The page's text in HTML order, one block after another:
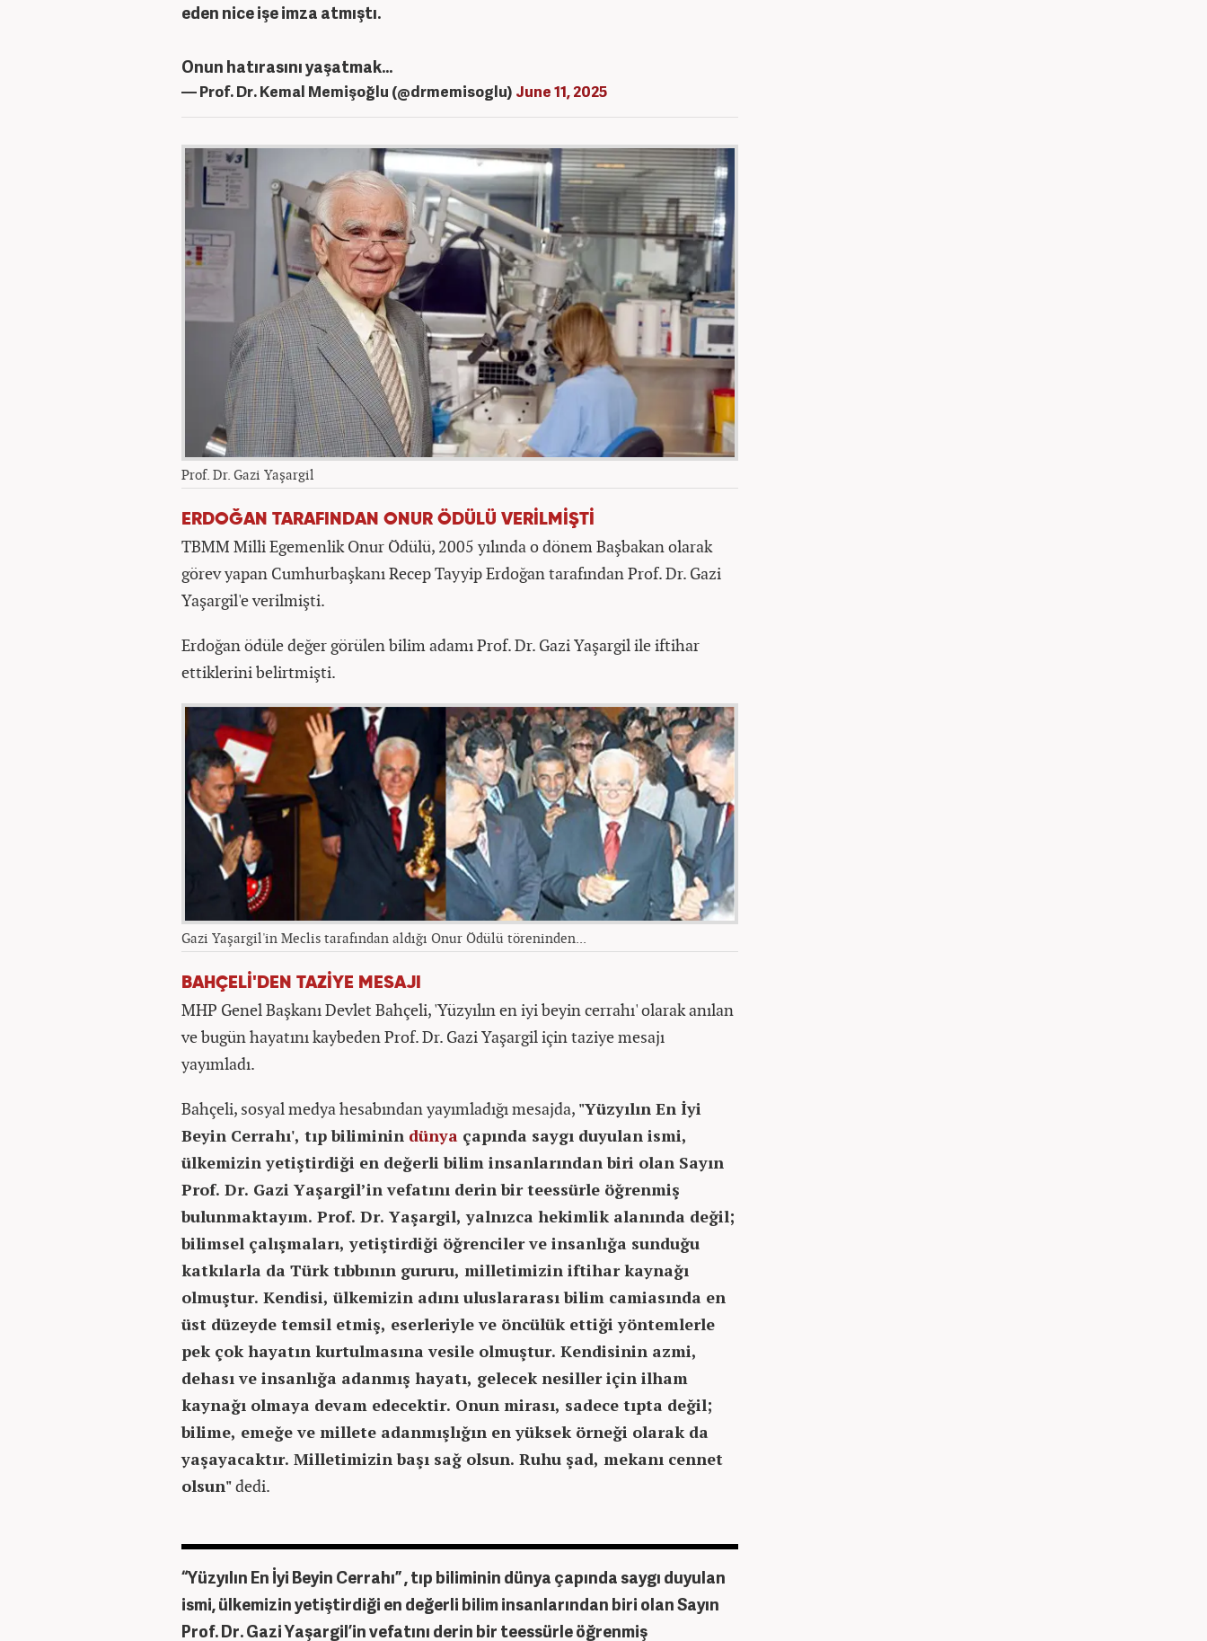
eden nice işe imza atmıştı.
Onun hatırasını yaşatmak…
— Prof. Dr. Kemal Memişoğlu (@drmemisoglu) June 11, 2025
Prof. Dr. Gazi Yaşargil
ERDOĞAN TARAFINDAN ONUR ÖDÜLÜ VERİLMİŞTİ
TBMM Milli Egemenlik Onur Ödülü, 2005 yılında o dönem Başbakan olarak
görev yapan Cumhurbaşkanı Recep Tayyip Erdoğan tarafından Prof. Dr. Gazi
Yaşargil'e verilmişti.
Erdoğan ödüle değer görülen bilim adamı Prof. Dr. Gazi Yaşargil ile iftihar
ettiklerini belirtmişti.
Gazi Yaşargil'in Meclis tarafından aldığı Onur Ödülü töreninden...
BAHÇELİ'DEN TAZİYE MESAJI
MHP Genel Başkanı Devlet Bahçeli, 'Yüzyılın en iyi beyin cerrahı' olarak anılan
ve bugün hayatını kaybeden Prof. Dr. Gazi Yaşargil için taziye mesajı
yayımladı.
Bahçeli, sosyal medya hesabından yayımladığı mesajda, "Yüzyılın En İyi
Beyin Cerrahı', tıp biliminin dünya çapında saygı duyulan ismi,
ülkemizin yetiştirdiği en değerli bilim insanlarından biri olan Sayın
Prof. Dr. Gazi Yaşargil’in vefatını derin bir teessürle öğrenmiş
bulunmaktayım. Prof. Dr. Yaşargil, yalnızca hekimlik alanında değil;
bilimsel çalışmaları, yetiştirdiği öğrenciler ve insanlığa sunduğu
katkılarla da Türk tıbbının gururu, milletimizin iftihar kaynağı
olmuştur. Kendisi, ülkemizin adını uluslararası bilim camiasında en
üst düzeyde temsil etmiş, eserleriyle ve öncülük ettiği yöntemlerle
pek çok hayatın kurtulmasına vesile olmuştur. Kendisinin azmi,
dehası ve insanlığa adanmış hayatı, gelecek nesiller için ilham
kaynağı olmaya devam edecektir. Onun mirası, sadece tıpta değil;
bilime, emeğe ve millete adanmışlığın en yüksek örneği olarak da
yaşayacaktır. Milletimizin başı sağ olsun. Ruhu şad, mekanı cennet
olsun"dedi.
“Yüzyılın En İyi Beyin Cerrahı” , tıp biliminin dünya çapında saygı duyulan
ismi, ülkemizin yetiştirdiği en değerli bilim insanlarından biri olan Sayın
Prof. Dr. Gazi Yaşargil’in vefatını derin bir teessürle öğrenmiş